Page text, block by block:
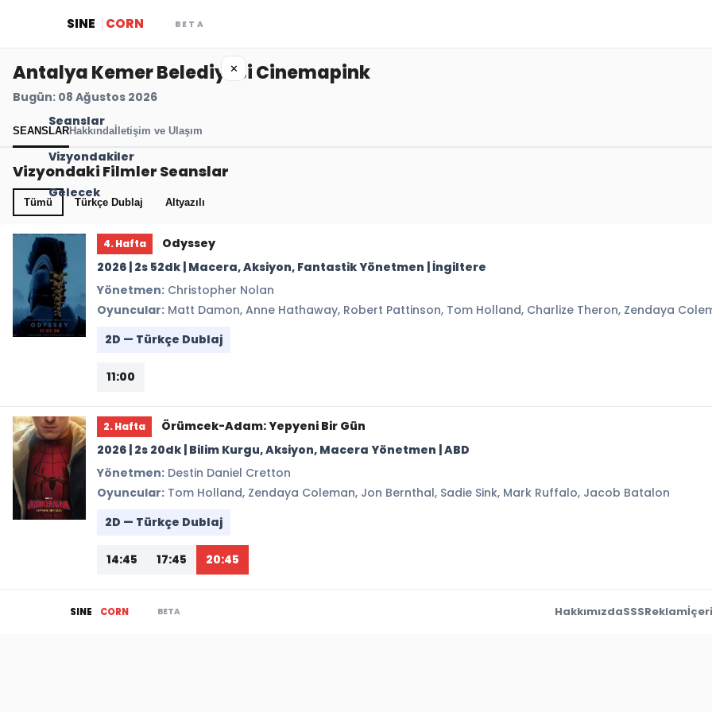
SINE CORN BETA
✕
Seanslar
Vizyondakiler
Gelecek
Antalya Kemer Belediyesi Cinemapink
Bugün: 08 Ağustos 2026
SEANSLARHakkındaİletişim ve Ulaşım
Vizyondaki Filmler Seanslar
Tümü Türkçe Dublaj Altyazılı
4. Hafta
Odyssey
2026 | 2s 52dk | Macera, Aksiyon, Fantastik Yönetmen | İngiltere
Yönetmen: Christopher Nolan
Oyuncular: Matt Damon, Anne Hathaway, Robert Pattinson, Tom Holland, Charlize Theron, Zendaya
2D — Türkçe Dublaj
11:00
2. Hafta
Örümcek-Adam: Yepyeni Bir Gün
2026 | 2s 20dk | Bilim Kurgu, Aksiyon, Macera Yönetmen | ABD
Yönetmen: Destin Daniel Cretton
Oyuncular: Tom Holland, Zendaya Coleman, Jon Bernthal, Sadie Sink, Mark Ruffalo, Jacob Batalon
2D — Türkçe Dublaj
14:45 17:45 20:45
SINE CORN BETA HakkımızdaSSSReklam